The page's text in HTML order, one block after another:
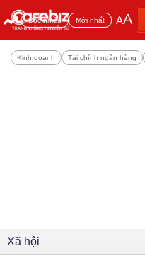
Đọc nhiều Mới nhất AA
Kinh doanh Tài chính ngân hàng
Xã hội